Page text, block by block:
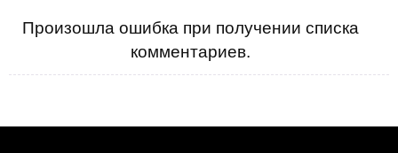
Произошла ошибка при получении списка
комментариев.